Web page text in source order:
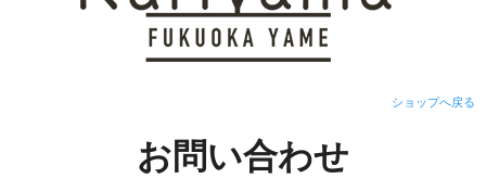
ショップへ戻る
お問い合わせ